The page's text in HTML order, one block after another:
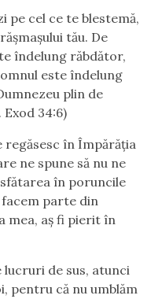
pe cel ce te blestemă,
tău. De
îndelung răbdător,
este îndelung
plin de
34:6)
regăsesc în Împărăția
ne spune să nu ne
în poruncile
facem parte din
mea, aș fi pierit în
lucruri de sus, atunci
pentru că nu umblăm